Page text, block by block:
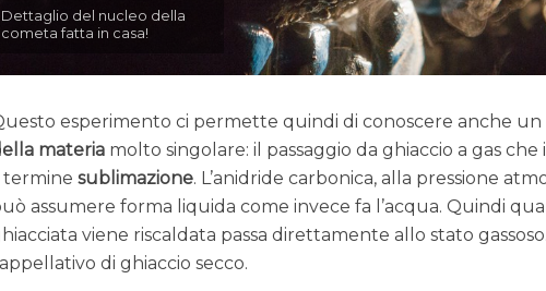
Dettaglio del nucleo della
cometa fatta in casa!
esperimento ci permette quindi di conoscere anche un
materia molto singolare: il passaggio da ghiaccio a gas
terminesublimazione. L’anidride carbonica, alla pressione
assumere forma liquida come invece fa l’acqua. Quindi
viene riscaldata passa direttamente allo stato
di ghiaccio secco.